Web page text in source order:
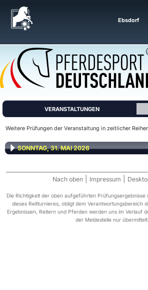
Ebsdorf
VERANSTALTUNGEN
Weitere Prüfungen der Veranstaltung in zeitlicher
SONNTAG, 31. MAI 2026
Nach oben Impressum
Die Richtigkeit der oben aufgeführten
dieses Reitturnieres, obligt dem Verantwortungsbereich
Ergebnissen, Reitern und Pferden werden uns im Verlauf
der Meldestelle nur übermittelt.